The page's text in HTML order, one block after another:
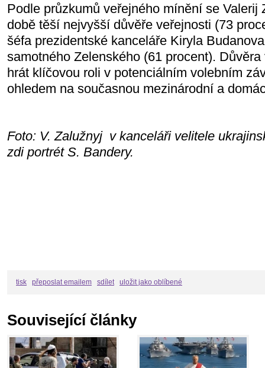
Podle průzkumů veřejného mínění se Valerij
době těší nejvyšší důvěře veřejnosti (73
šéfa prezidentské kanceláře Kiryla
samotného Zelenského (61 procent).
hrát klíčovou roli v potenciálním volebním
ohledem na současnou mezinárodní a
Foto: V. Zalužnyj v kanceláři velitele
zdi portrét S. Bandery.
tisk přeposlat emailem sdílet uložit jako oblíbené
Související články